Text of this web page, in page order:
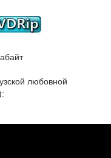
любовной